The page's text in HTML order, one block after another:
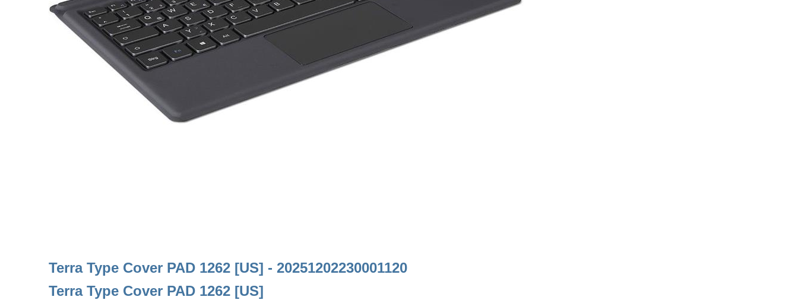
Terra Type Cover PAD 1262 [US] - 20251202230001120
Terra Type Cover PAD 1262 [US]